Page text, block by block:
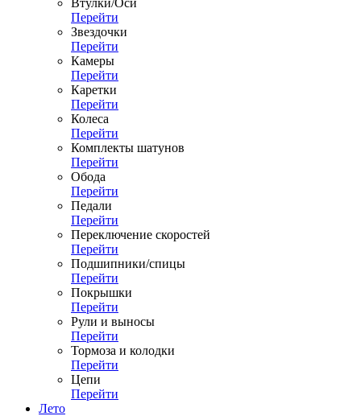
Втулки/Оси
Перейти
Звездочки
Перейти
Камеры
Перейти
Каретки
Перейти
Колеса
Перейти
Комплекты шатунов
Перейти
Обода
Перейти
Педали
Перейти
Переключение скоростей
Перейти
Подшипники/спицы
Перейти
Покрышки
Перейти
Рули и выносы
Перейти
Тормоза и колодки
Перейти
Цепи
Перейти
Лето